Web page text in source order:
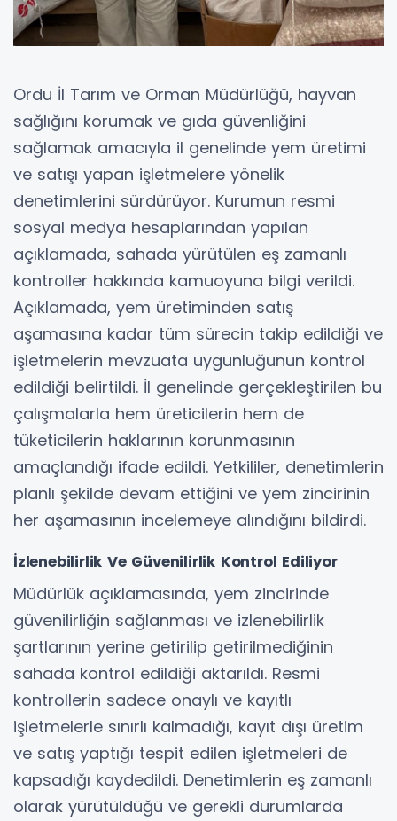
Ordu İl Tarım ve Orman Müdürlüğü, hayvan
sağlığını korumak ve gıda güvenliğini
sağlamak amacıyla il genelinde yem üretimi
ve satışı yapan işletmelere yönelik
denetimlerini sürdürüyor. Kurumun resmi
sosyal medya hesaplarından yapılan
açıklamada, sahada yürütülen eş zamanlı
kontroller hakkında kamuoyuna bilgi verildi.
Açıklamada, yem üretiminden satış
aşamasına kadar tüm sürecin takip edildiği ve
işletmelerin mevzuata uygunluğunun kontrol
edildiği belirtildi. İl genelinde gerçekleştirilen bu
çalışmalarla hem üreticilerin hem de
tüketicilerin haklarının korunmasının
amaçlandığı ifade edildi. Yetkililer, denetimlerin
planlı şekilde devam ettiğini ve yem zincirinin
her aşamasının incelemeye alındığını bildirdi.
İzlenebilirlik Ve Güvenilirlik Kontrol Ediliyor
Müdürlük açıklamasında, yem zincirinde
güvenilirliğin sağlanması ve izlenebilirlik
şartlarının yerine getirilip getirilmediğinin
sahada kontrol edildiği aktarıldı. Resmi
kontrollerin sadece onaylı ve kayıtlı
işletmelerle sınırlı kalmadığı, kayıt dışı üretim
ve satış yaptığı tespit edilen işletmeleri de
kapsadığı kaydedildi. Denetimlerin eş zamanlı
olarak yürütüldüğü ve gerekli durumlarda